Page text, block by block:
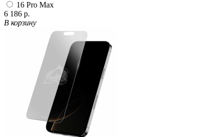
16 Pro Max
6 186 р.
В корзину